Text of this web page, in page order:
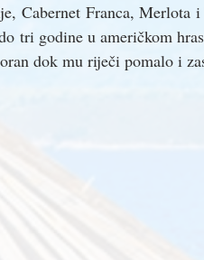
Cabernet Franca, Merlota
tri godine u američkom
dok mu riječi pomalo i